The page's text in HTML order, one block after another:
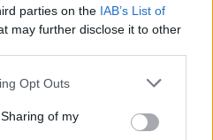
parties on the IAB’s List of
may further disclose it to other
Opt Outs
of my